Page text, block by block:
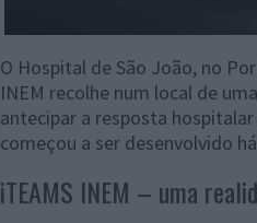
O Hospital de São João, no
INEM recolhe num local de
antecipar a resposta
começou a ser desenvolvido
iTEAMS INEM – uma